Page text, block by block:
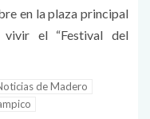
en la plaza principal
vivir el “Festival del
de Madero